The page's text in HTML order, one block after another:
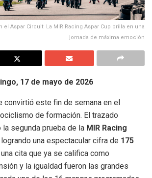
el Aspar Circuit: La MIR Racing Aspar Cup brilla en una
jornada de máxima emoción
17 de mayo de 2026
convirtió este fin de semana en el
de formación. El trazado
segunda prueba de la MIR Racing
logrando una espectacular cifra de 175
cita que ya se califica como
y la igualdad fueron las grandes